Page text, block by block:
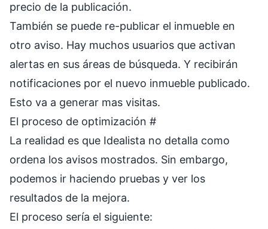
precio de la publicación.
También se puede re-publicar el inmueble en
otro aviso. Hay muchos usuarios que activan
alertas en sus áreas de búsqueda. Y recibirán
notificaciones por el nuevo inmueble publicado.
Esto va a generar mas visitas.
El proceso de optimización #
La realidad es que Idealista no detalla como
ordena los avisos mostrados. Sin embargo,
podemos ir haciendo pruebas y ver los
resultados de la mejora.
El proceso sería el siguiente: